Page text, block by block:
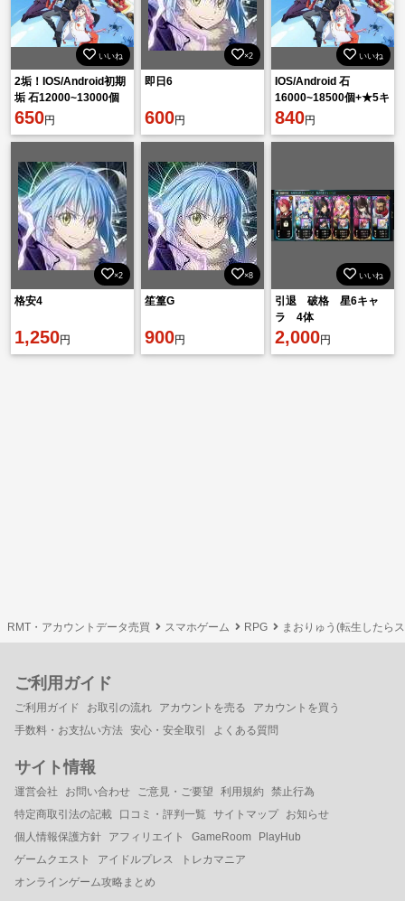
いいね
2垢！IOS/Android初期
垢 石12000~13000個
+★5キャラ19~30体ラ
650円
×2
即日6
600円
いいね
IOS/Android 石
16000~18500個+★5キ
ャラ49~75体 初期垢
840円
×2
格安4
1,250円
×8
笙篁G
900円
いいね
引退 破格 星6キャ
ラ 4体
2,000円
RMT・アカウントデータ売買 スマホゲーム RPG まおりゅう(転生したら
ご利用ガイド
ご利用ガイド お取引の流れ アカウントを売る
アカウントを買う
手数料・お支払い方法 安心・安全取引 よくある質問
サイト情報
運営会社 お問い合わせ ご意見・ご要望 利用規約
禁止行為
特定商取引法の記載
口コミ・評判一覧 サイトマップ
お知らせ
個人情報保護方針
アフィリエイト GameRoom
PlayHub
ゲームクエスト
アイドルプレス
トレカマニア
オンラインゲーム攻略まとめ